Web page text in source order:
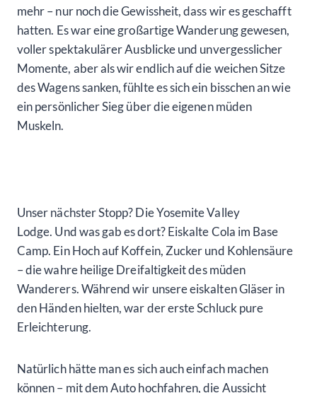
mehr – nur noch die Gewissheit, dass wir es geschafft
hatten. Es war eine großartige Wanderung gewesen,
voller spektakulärer Ausblicke und unvergesslicher
Momente, aber als wir endlich auf die weichen Sitze
des Wagens sanken, fühlte es sich ein bisschen an wie
ein persönlicher Sieg über die eigenen müden
Muskeln.
Unser nächster Stopp? Die Yosemite Valley
Lodge. Und was gab es dort? Eiskalte Cola im Base
Camp. Ein Hoch auf Koffein, Zucker und Kohlensäure
– die wahre heilige Dreifaltigkeit des müden
Wanderers. Während wir unsere eiskalten Gläser in
den Händen hielten, war der erste Schluck pure
Erleichterung.
Natürlich hätte man es sich auch einfach machen
können – mit dem Auto hochfahren, die Aussicht